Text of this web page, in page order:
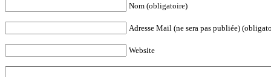
Nom (obligatoire)
Adresse Mail (ne sera pas publiée)
Website